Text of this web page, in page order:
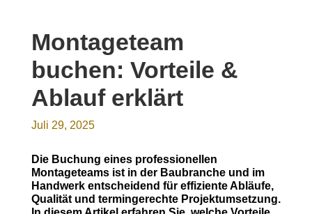
Montageteam
buchen: Vorteile &
Ablauf erklärt
Juli 29, 2025
Die Buchung eines professionellen
Montageteams ist in der Baubranche und im
Handwerk entscheidend für effiziente Abläufe,
Qualität und termingerechte Projektumsetzung.